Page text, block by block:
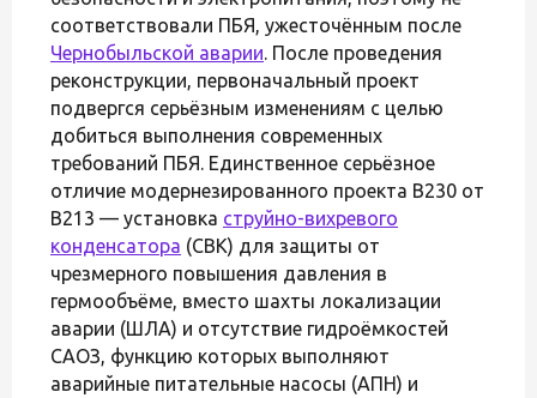
соответствовали ПБЯ, ужесточённым после
Чернобыльской аварии. После проведения
реконструкции, первоначальный проект
подвергся серьёзным изменениям с целью
добиться выполнения современных
требований ПБЯ. Единственное серьёзное
отличие модернезированного проекта В230 от
В213 — установка струйно-вихревого
конденсатора (СВК) для защиты от
чрезмерного повышения давления в
гермообъёме, вместо шахты локализации
аварии (ШЛА) и отсутствие гидроёмкостей
САОЗ, функцию которых выполняют
аварийные питательные насосы (АПН) и